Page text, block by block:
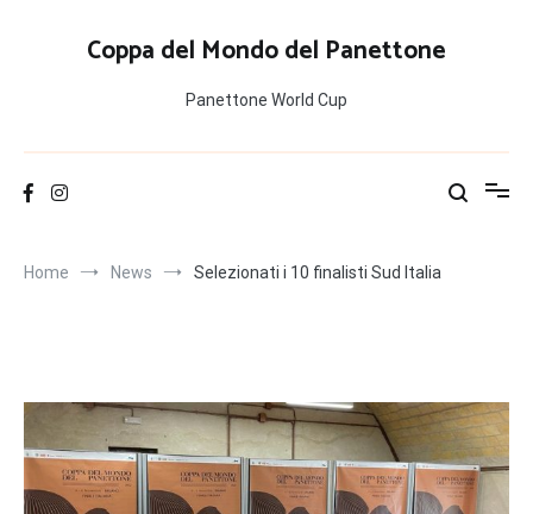
Coppa del Mondo del Panettone
Panettone World Cup
Home News Selezionati i 10 finalisti Sud Italia